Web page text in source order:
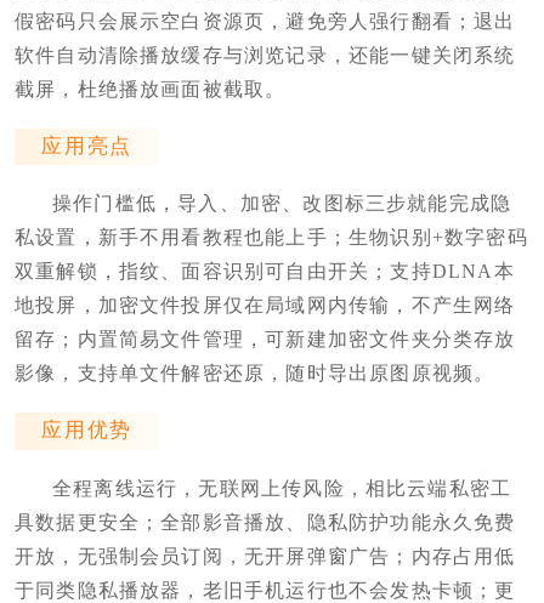
假密码只会展示空白资源页，避免旁人强行翻看；退出
软件自动清除播放缓存与浏览记录，还能一键关闭系统
截屏，杜绝播放画面被截取。
应用亮点
操作门槛低，导入、加密、改图标三步就能完成隐
私设置，新手不用看教程也能上手；生物识别+数字密码
双重解锁，指纹、面容识别可自由开关；支持DLNA本
地投屏，加密文件投屏仅在局域网内传输，不产生网络
留存；内置简易文件管理，可新建加密文件夹分类存放
影像，支持单文件解密还原，随时导出原图原视频。
应用优势
全程离线运行，无联网上传风险，相比云端私密工
具数据更安全；全部影音播放、隐私防护功能永久免费
开放，无强制会员订阅，无开屏弹窗广告；内存占用低
于同类隐私播放器，老旧手机运行也不会发热卡顿；更